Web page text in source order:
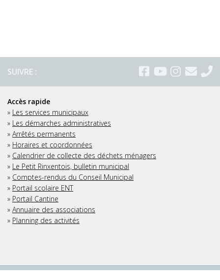
SUIVRE :
Accès rapide
» Les services municipaux
» Les démarches administratives
» Arrêtés permanents
» Horaires et coordonnées
» Calendrier de collecte des déchets ménagers
» Le Petit Rinxentois, bulletin municipal
» Comptes-rendus du Conseil Municipal
» Portail scolaire ENT
» Portail Cantine
» Annuaire des associations
» Planning des activités